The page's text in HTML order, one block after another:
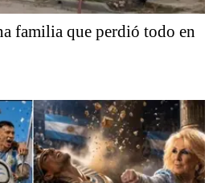
familia que perdió todo en